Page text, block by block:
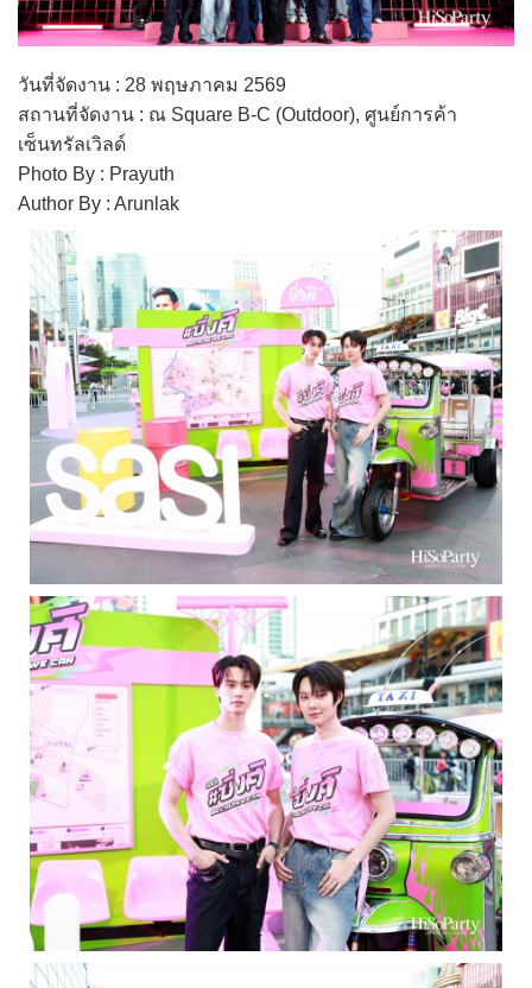
วันที่จัดงาน : 28 พฤษภาคม 2569
สถานที่จัดงาน : ณ Square B-C (Outdoor), ศูนย์การค้า
เซ็นทรัลเวิลด์
Photo By : Prayuth
Author By : Arunlak